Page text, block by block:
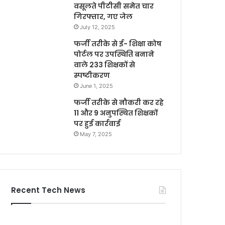
वसूलते पीटीसी समेत चार
गिरफ्तार, गए जेल
July 12, 2025
फर्जी तरीके से ई- शिक्षा कोष
पोर्टल पर उपस्थिति बनाने
वाले 233 शिक्षकों से
स्पष्टीकरण
June 1, 2025
फर्जी तरीके से नौकरी कर रहे
11 और 9 अनुपस्थित शिक्षकों
पर हुई कार्रवाई
May 7, 2025
Recent Tech News